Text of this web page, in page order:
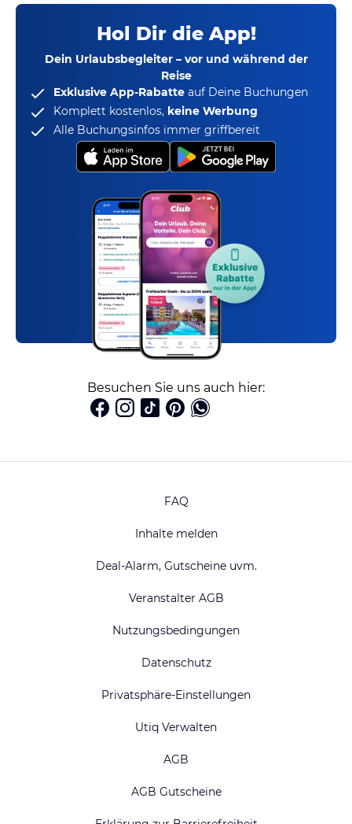
Hol Dir die App!
Dein Urlaubsbegleiter – vor und während der
Reise
Exklusive App-Rabatte auf Deine Buchungen
Komplett kostenlos, keine Werbung
Alle Buchungsinfos immer griffbereit
Besuchen Sie uns auch hier:
FAQ
Inhalte melden
Deal-Alarm, Gutscheine uvm.
Veranstalter AGB
Nutzungsbedingungen
Datenschutz
Privatsphäre-Einstellungen
Utiq Verwalten
AGB
AGB Gutscheine